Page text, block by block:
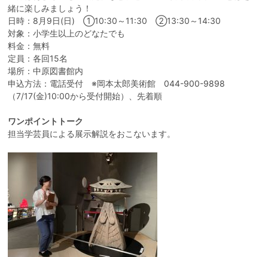
緒に楽しみましょう！
日時：8月9日(日) ①10:30～11:30 ②13:30～14:30
対象：小学生以上のどなたでも
料金：無料
定員：各回15名
場所：中原図書館内
申込方法：電話受付 ※岡本太郎美術館044-900-9898
（7/17(金)10:00から受付開始）、先着順
ワンポイントトーク
担当学芸員による展示解説をおこないます。